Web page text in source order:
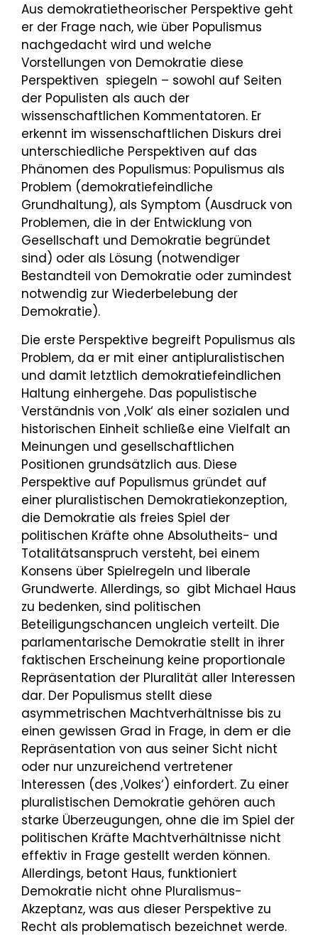
Aus demokratietheorischer Perspektive geht
er der Frage nach, wie über Populismus
nachgedacht wird und welche
Vorstellungen von Demokratie diese
Perspektiven spiegeln – sowohl auf Seiten
der Populisten als auch der
wissenschaftlichen Kommentatoren. Er
erkennt im wissenschaftlichen Diskurs drei
unterschiedliche Perspektiven auf das
Phänomen des Populismus: Populismus als
Problem (demokratiefeindliche
Grundhaltung), als Symptom (Ausdruck von
Problemen, die in der Entwicklung von
Gesellschaft und Demokratie begründet
sind) oder als Lösung (notwendiger
Bestandteil von Demokratie oder zumindest
notwendig zur Wiederbelebung der
Demokratie).
Die erste Perspektive begreift Populismus als
Problem, da er mit einer antipluralistischen
und damit letztlich demokratiefeindlichen
Haltung einhergehe. Das populistische
Verständnis von ‚Volk‘ als einer sozialen und
historischen Einheit schließe eine Vielfalt an
Meinungen und gesellschaftlichen
Positionen grundsätzlich aus. Diese
Perspektive auf Populismus gründet auf
einer pluralistischen Demokratiekonzeption,
die Demokratie als freies Spiel der
politischen Kräfte ohne Absolutheits- und
Totalitätsanspruch versteht, bei einem
Konsens über Spielregeln und liberale
Grundwerte. Allerdings, so gibt Michael Haus
zu bedenken, sind politischen
Beteiligungschancen ungleich verteilt. Die
parlamentarische Demokratie stellt in ihrer
faktischen Erscheinung keine proportionale
Repräsentation der Pluralität aller Interessen
dar. Der Populismus stellt diese
asymmetrischen Machtverhältnisse bis zu
einen gewissen Grad in Frage, in dem er die
Repräsentation von aus seiner Sicht nicht
oder nur unzureichend vertretener
Interessen (des ‚Volkes‘) einfordert. Zu einer
pluralistischen Demokratie gehören auch
starke Überzeugungen, ohne die im Spiel der
politischen Kräfte Machtverhältnisse nicht
effektiv in Frage gestellt werden können.
Allerdings, betont Haus, funktioniert
Demokratie nicht ohne Pluralismus-
Akzeptanz, was aus dieser Perspektive zu
Recht als problematisch bezeichnet werde.